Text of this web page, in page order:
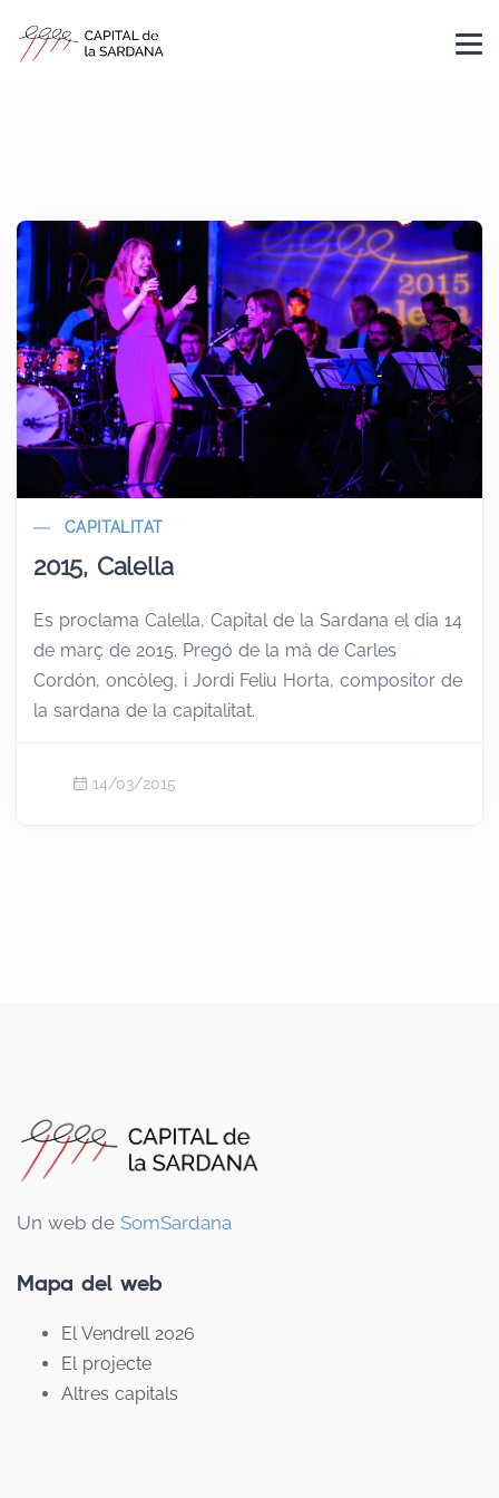
CAPITALITAT
2015, Calella
Es proclama Calella, Capital de la Sardana el dia 14
de març de 2015. Pregó de la mà de Carles
Cordón, oncòleg, i Jordi Feliu Horta, compositor de
la sardana de la capitalitat.
14/03/2015
Un web de SomSardana
Mapa del web
El Vendrell 2026
El projecte
Altres capitals